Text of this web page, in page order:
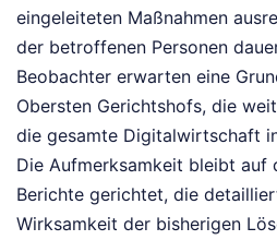
eingeleiteten Maßnahmen
der betroffenen Personen
Beobachter erwarten eine
Obersten Gerichtshofs, die
die gesamte Digitalwirtschaft
Die Aufmerksamkeit bleibt auf
Berichte gerichtet, die
Wirksamkeit der bisherigen